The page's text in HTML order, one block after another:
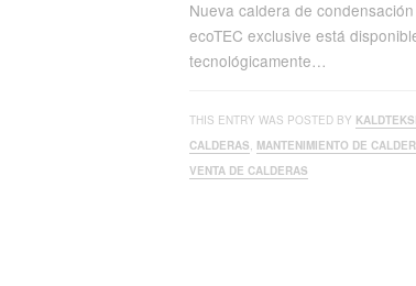
Nueva caldera de
ecoTEC exclusive está
tecnológicamente…
THIS ENTRY WAS POSTED BY
CALDERAS, MANTENIMIENTO DE
VENTA DE CALDERAS